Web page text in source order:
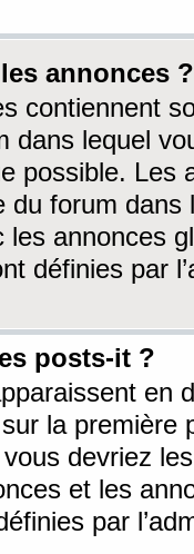
annonces ?
contiennent
dans lequel
possible. Les
du forum dans
les annonces
définies par
posts-it ?
en
la première
devriez
et les
par